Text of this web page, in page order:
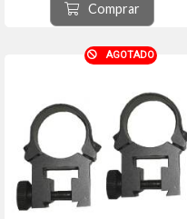
Comprar
AGOTADO